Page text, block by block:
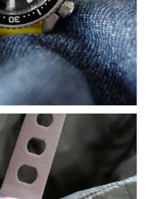
Jack Diver’s’